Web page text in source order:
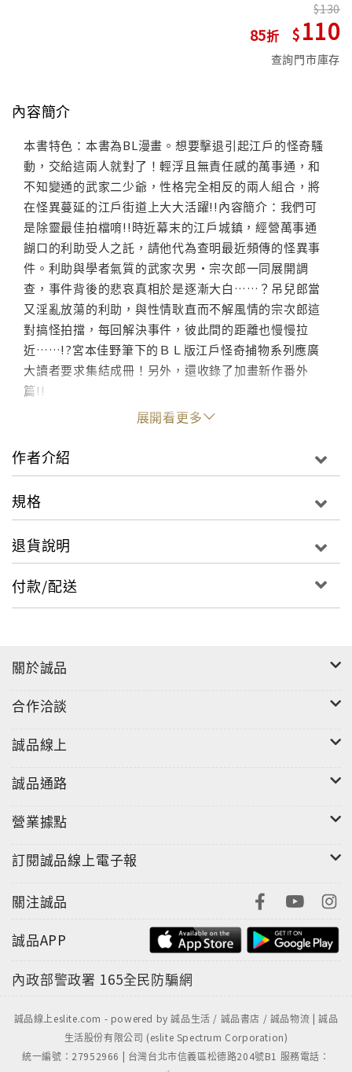
85
130
110
查詢門市庫存
內容簡介
本書特色：本書為BL漫畫。想要擊退引起江戶的怪奇騷
動，交給這兩人就對了！輕浮且無責任感的萬事通，和
不知變通的武家二少爺，性格完全相反的兩人組合，將
在怪異蔓延的江戶街道上大大活躍!!內容簡介：我們可
是除靈最佳拍檔唷!!時近幕末的江戶城鎮，經營萬事通
餬口的利助受人之託，請他代為查明最近頻傳的怪異事
件。利助與學者氣質的武家次男•宗次郎一同展開調
查，事件背後的悲哀真相於是逐漸大白……？吊兒郎當
又淫亂放蕩的利助，與性情耿直而不解風情的宗次郎這
對搞怪拍擋，每回解決事件，彼此間的距離也慢慢拉
近……!?宮本佳野筆下的ＢＬ版江戶怪奇捕物系列應廣
大讀者要求集結成冊！另外，還收錄了加畫新作番外
篇!!
展開看更多
作者介紹
規格
退貨說明
付款/配送
關於誠品
合作洽談
誠品線上
誠品通路
營業據點
訂閱誠品線上電子報
關注誠品
誠品APP
內政部警政署 165全民防騙網
誠品線上eslite.com - powered by 誠品生活 / 誠品書店 / 誠品物流 | 誠品
生活股份有限公司 (eslite Spectrum Corporation)
統一編號：27952966 | 台灣台北市信義區松德路204號B1 服務電話：